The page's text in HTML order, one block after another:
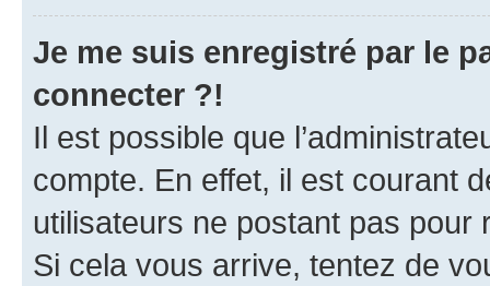
Je me suis enregistré par le
connecter ?!
Il est possible que
compte. En effet, il est courant
utilisateurs ne postant pas pour
Si cela vous arrive, tentez de